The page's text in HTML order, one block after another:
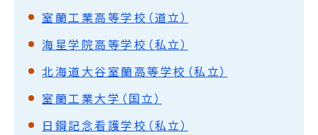
室蘭工業高等学校（道立）
海星学院高等学校（私立）
北海道大谷室蘭高等学校（私立）
室蘭工業大学（国立）
日鋼記念看護学校（私立）